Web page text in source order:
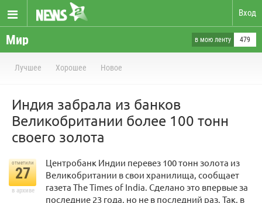
Вход
Мир в мою ленту 479
Лучшее Хорошее Новое
Индия забрала из банков
Великобритании более 100 тонн
своего золота
отметили
27
в архиве
Центробанк Индии перевез 100 тонн золота из
Великобритании в свои хранилища, сообщает
газета The Times of India. Сделано это впервые за
последние 23 года, но не в последний раз. Так, в